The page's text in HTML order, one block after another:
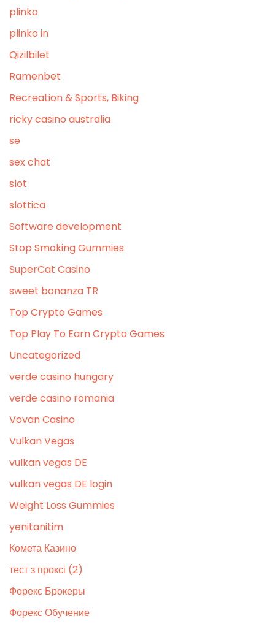
plinko
plinko in
Qizilbilet
Ramenbet
Recreation & Sports, Biking
ricky casino australia
se
sex chat
slot
slottica
Software development
Stop Smoking Gummies
SuperCat Casino
sweet bonanza TR
Top Crypto Games
Top Play To Earn Crypto Games
Uncategorized
verde casino hungary
verde casino romania
Vovan Casino
Vulkan Vegas
vulkan vegas DE
vulkan vegas DE login
Weight Loss Gummies
yenitanitim
Комета Казино
тест з проксі (2)
Форекс Брокеры
Форекс Обучение